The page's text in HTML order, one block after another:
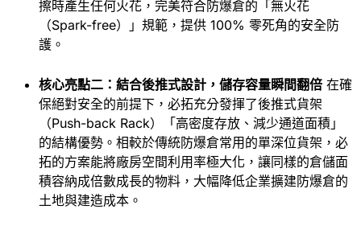
擦時產生任何火花，完美符合防爆倉的「無火花
（Spark-free）」規範，提供 100% 零死角的安全防
護。
核心亮點二：結合後推式設計，儲存容量瞬間翻倍 在確
保絕對安全的前提下，必拓充分發揮了後推式貨架
（Push-back Rack）「高密度存放、減少通道面積」
的結構優勢。相較於傳統防爆倉常用的單深位貨架，必
拓的方案能將廠房空間利用率極大化，讓同樣的倉儲面
積容納成倍數成長的物料，大幅降低企業擴建防爆倉的
土地與建造成本。